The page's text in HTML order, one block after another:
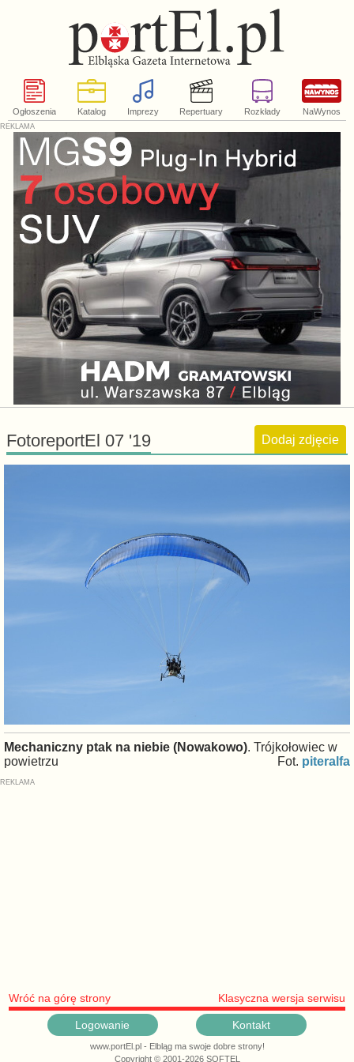
Ogłoszenia Katalog Imprezy Repertuary Rozkłady NaWynos
FotoreportEl 07 '19 Dodaj zdjęcie
Mechaniczny ptak na niebie (Nowakowo). Trójkołowiec w
powietrzu
Fot. piteralfa
Wróć na górę strony Klasyczna wersja serwisu
Logowanie Kontakt
www.portEl.pl - Elbląg ma swoje dobre strony!
Copyright © 2001-2026 SOFTEL